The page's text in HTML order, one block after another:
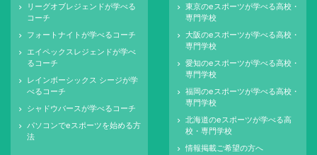
keyboard_arrow_right
リーグオブレジェンドが学べる
コーチ
keyboard_arrow_right フォートナイトが学べるコーチ
keyboard_arrow_right
エイペックスレジェンドが学べ
るコーチ
keyboard_arrow_right
レインボーシックス シージが学
べるコーチ
keyboard_arrow_right シャドウバースが学べるコーチ
keyboard_arrow_right
パソコンでeスポーツを始める方
法
keyboard_arrow_right
東京のeスポーツが学べる高校・
専門学校
keyboard_arrow_right
大阪のeスポーツが学べる高校・
専門学校
keyboard_arrow_right
愛知のeスポーツが学べる高校・
専門学校
keyboard_arrow_right
福岡のeスポーツが学べる高校・
専門学校
keyboard_arrow_right
北海道のeスポーツが学べる高
校・専門学校
keyboard_arrow_right 情報掲載ご希望の方へ